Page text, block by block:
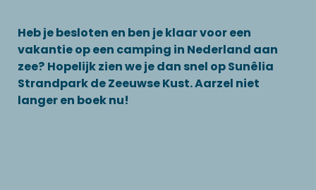
Heb je besloten en ben je klaar voor een
vakantie op een camping in Nederland aan
zee? Hopelijk zien we je dan snel op Sunêlia
Strandpark de Zeeuwse Kust. Aarzel niet
langer en boek nu!